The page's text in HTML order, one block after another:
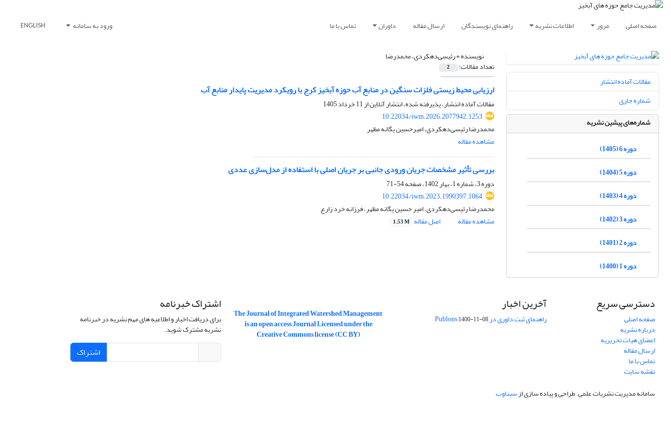
صفحه اصلی مرور اطلاعات نشریه راهنمای نویسندگان ارسال مقاله داوران تماس با ما ورود به سامانه ENGLISH
نویسنده =رئیسی‌دهکردی، محمدرضا
تعداد مقالات: 2
ارزیابی محیط زیستی فلزات سنگین در منابع آب حوزه آبخیز کرج با رویکرد مدیریت پایدار منابع آب
مقالات آماده انتشار، پذیرفته شده، انتشار آنلاین از11 خرداد 1405
10.22034/iwm.2026.2077942.1253
محمدرضا رئیسی‌دهکردی، امیرحسین یگانه مظهر
مشاهده مقاله
بررسی تأثیر مشخصات جریان ورودی جانبی بر جریان اصلی با استفاده از مدل‌سازی عددی
دوره 3، شماره 1، بهار 1402، صفحه
54-71
10.22034/iwm.2023.1990397.1064
محمدرضا رئیسی‌دهکردی، امیر حسین یگانه مظهر، فرزانه خرد زارع
مشاهده مقاله
اصل مقاله 1.53 M
مقالات آماده انتشار
شماره جاری
شماره‌های پیشین نشریه
دوره 6 (1405)
دوره 5 (1404)
دوره 4 (1403)
دوره 3 (1402)
دوره 2 (1401)
دوره 1 (1400)
دسترسی سریع
صفحه اصلی
درباره نشریه
اعضای هیات تحریریه
ارسال مقاله
تماس با ما
نقشه سایت
آخرین اخبار
راهنمای ثبت داوری در Publons1400-11-08
The Journal of Integrated Watershed Management
is an open access Journal Licensed under the
Creative Commons license (CC BY)
اشتراک خبرنامه
برای دریافت اخبار و اطلاعیه های مهم نشریه در خبرنامه
نشریه مشترک شوید.
اشتراک
سامانه مدیریت نشریات علمی.طراحی و پیاده سازی ازسیناوب